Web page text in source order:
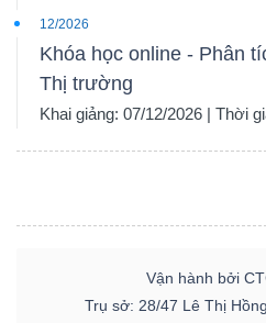
12/2026
Khóa học online - Phân
Thị trường
Khai giảng: 07/12/2026 | Thời
Vận hành bởi
Trụ sở: 28/47 Lê Thị